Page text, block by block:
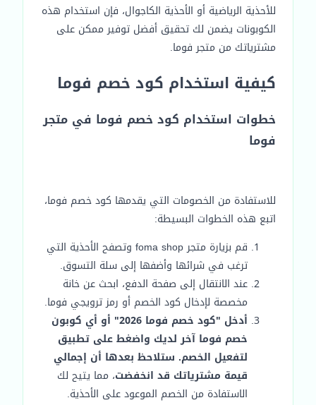
للأحذية الرياضية أو الأحذية الكاجوال، فإن استخدام هذه
الكوبونات يضمن لك تحقيق أفضل توفير ممكن على
مشترياتك من متجر فوما.
كيفية استخدام كود خصم فوما
خطوات استخدام كود خصم فوما في متجر
فوما
للاستفادة من الخصومات التي يقدمها كود خصم فوما،
اتبع هذه الخطوات البسيطة:
قم بزيارة متجر foma shop وتصفح الأحذية التي
ترغب في شرائها وأضفها إلى سلة التسوق.
عند الانتقال إلى صفحة الدفع، ابحث عن خانة
مخصصة لإدخال كود الخصم أو رمز ترويجي فوما.
أدخل "كود خصم فوما 2026" أو أي كوبون
خصم فوما آخر لديك واضغط على تطبيق
لتفعيل الخصم. ستلاحظ بعدها أن إجمالي
قيمة مشترياتك قد انخفضت، مما يتيح لك
الاستفادة من الخصم الموعود على الأحذية.